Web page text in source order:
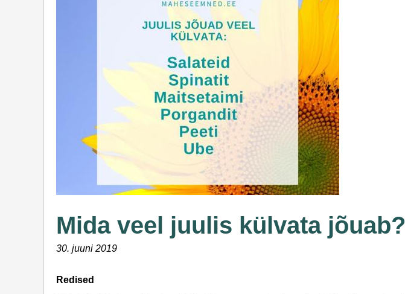
Mida veel juulis külvata jõuab?
30. juuni 2019
Redised